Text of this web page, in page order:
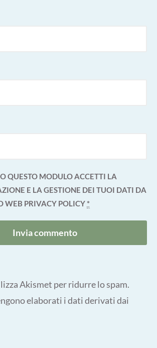
QUESTO MODULO ACCETTI LA
E LA GESTIONE DEI TUOI DATI DA
WEB PRIVACY POLICY*
Akismet per ridurre lo spam.
elaborati i dati derivati dai